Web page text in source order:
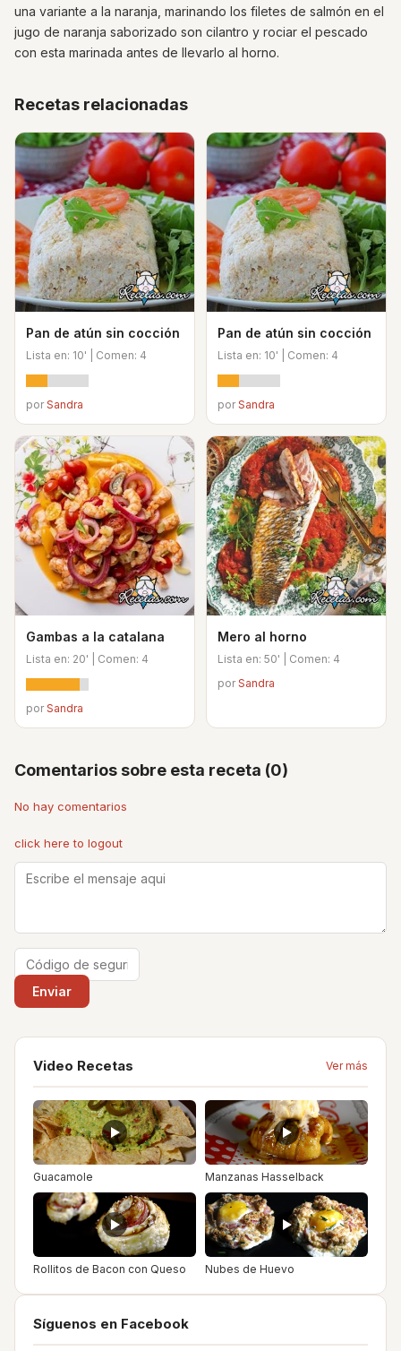
una variante a la naranja, marinando los filetes de salmón en el
jugo de naranja saborizado son cilantro y rociar el pescado
con esta marinada antes de llevarlo al horno.
Recetas relacionadas
Pan de atún sin cocción
Lista en: 10' | Comen: 4
porSandra
Pan de atún sin cocción
Lista en: 10' | Comen: 4
porSandra
Gambas a la catalana
Lista en: 20' | Comen: 4
porSandra
Mero al horno
Lista en: 50' | Comen: 4
porSandra
Comentarios sobre esta receta (0)
No hay comentarios
click here to logout
Video Recetas Ver más
Guacamole Manzanas Hasselback
Rollitos de Bacon con Queso Nubes de Huevo
Síguenos en Facebook